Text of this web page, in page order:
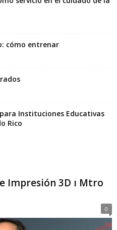
cómo entrenar
Instituciones Educativas
Rico
Impresión 3D ı Mtro
0